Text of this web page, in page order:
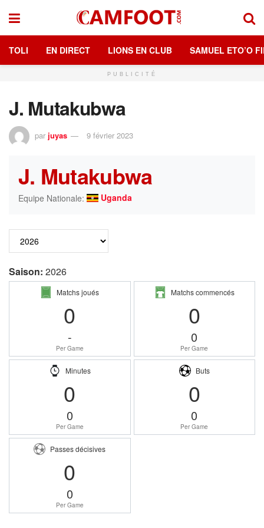
TOLI EN DIRECT LIONS EN CLUB SAMUEL ETO’O
PUBLICITÉ
J. Mutakubwa
par juyas 9 février 2023
J. Mutakubwa
Equipe Nationale: Uganda
Saison: 2026
Matchs joués
0
-
Per Game
Matchs commencés
0
0
Per Game
Minutes
0
0
Per Game
Buts
0
0
Per Game
Passes décisives
0
0
Per Game